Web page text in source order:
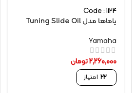
Code : 1124
یاماها مدل Tuning Slide Oil
Yamaha
2,260,000تومان
22 امتیاز